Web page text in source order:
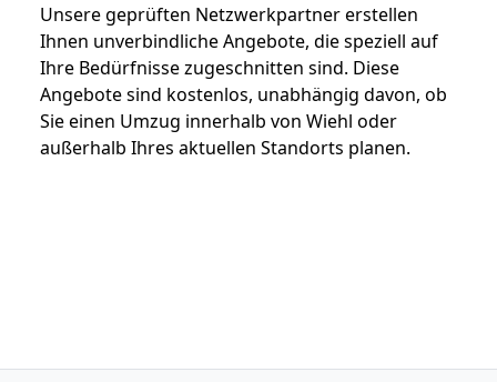
Unsere geprüften Netzwerkpartner erstellen
Ihnen unverbindliche Angebote, die speziell auf
Ihre Bedürfnisse zugeschnitten sind. Diese
Angebote sind kostenlos, unabhängig davon, ob
Sie einen Umzug innerhalb von Wiehl oder
außerhalb Ihres aktuellen Standorts planen.